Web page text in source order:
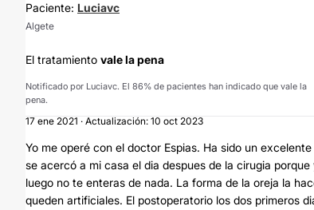
Paciente: Luciavc
Algete
El tratamiento vale la pena
Notificado por Luciavc. El 86% de pacientes han indicado que vale la
pena.
17 ene 2021 · Actualización: 10 oct 2023
Yo me operé con el doctor Espias. Ha sido un
se acercó a mi casa el dia despues de la cirugia
luego no te enteras de nada. La forma de la oreja la
queden artificiales. El postoperatorio los dos primeros